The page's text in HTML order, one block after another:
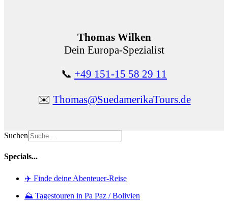
Thomas Wilken
Dein Europa-Spezialist
📞 +49 151-15 58 29 11
✉️ Thomas@SuedamerikaTours.de
Suchen
Specials...
✈️ Finde deine Abenteuer-Reise
⛰️ Tagestouren in Pa Paz / Bolivien